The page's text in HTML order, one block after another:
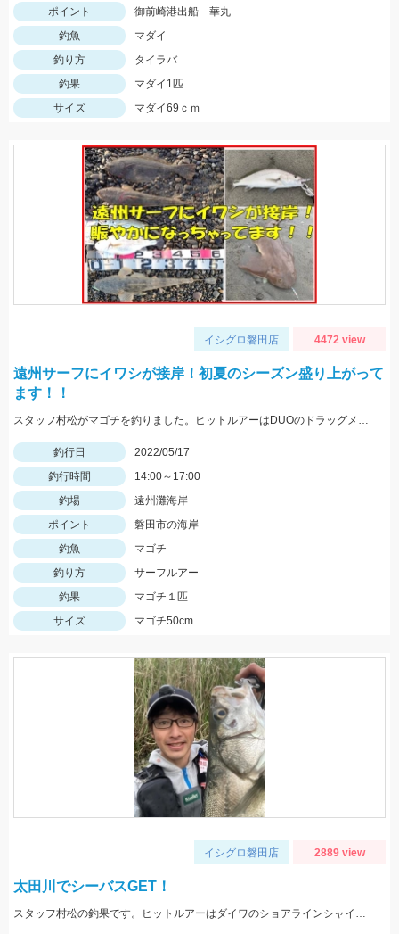
ポイント
御前崎港出船 華丸
釣魚
マダイ
釣り方
タイラバ
釣果
マダイ1匹
サイズ
マダイ69ｃｍ
イシグロ磐田店 4472 view
遠州サーフにイワシが接岸！初夏のシーズン盛り上がって
ます！！
スタッフ村松がマゴチを釣りました。ヒットルアーはDUOのドラッグメタルキャストショット30gのイワシカラー。
釣行日
2022/05/17
釣行時間
14:00～17:00
釣場
遠州灘海岸
ポイント
磐田市の海岸
釣魚
マゴチ
釣り方
サーフルアー
釣果
マゴチ１匹
サイズ
マゴチ50cm
イシグロ磐田店 2889 view
太田川でシーバスGET！
スタッフ村松の釣果です。ヒットルアーはダイワのショアラインシャイナーZバーティス80Sのゴールドカラー。